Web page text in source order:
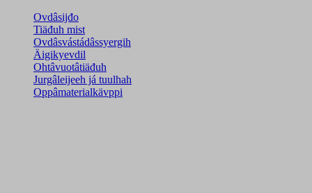
Ovdâsijđo
Tiäđuh mist
Ovdâsvástádâssyergih
Äigikyevdil
Ohtâvuotâtiäđuh
Jurgâleijeeh já tuulhah
Oppâmaterialkävppi